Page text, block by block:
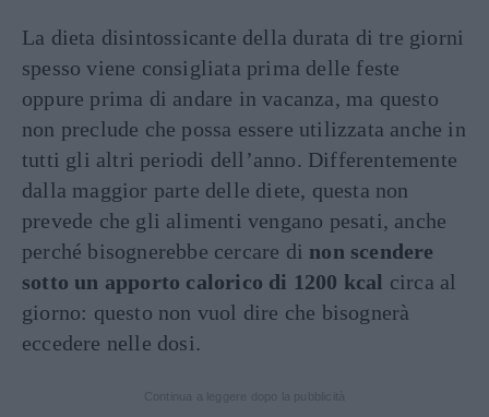
La dieta disintossicante della durata di tre giorni
spesso viene consigliata prima delle feste
oppure prima di andare in vacanza, ma questo
non preclude che possa essere utilizzata anche in
tutti gli altri periodi dell’anno. Differentemente
dalla maggior parte delle diete, questa non
prevede che gli alimenti vengano pesati, anche
perché bisognerebbe cercare di non scendere
sotto un apporto calorico di 1200 kcal circa al
giorno: questo non vuol dire che bisognerà
eccedere nelle dosi.